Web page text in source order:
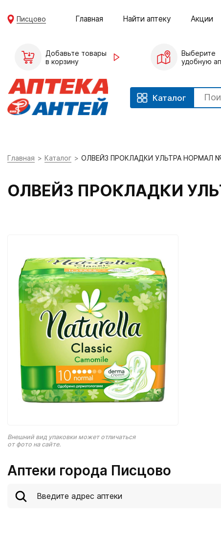
Писцово Главная Найти аптеку Акции
Добавьте товары
в корзину
Выберите
удобную
Каталог
Главная Каталог ОЛВЕЙЗ ПРОКЛАДКИ УЛЬТРА НОРМАЛ
ОЛВЕЙЗ ПРОКЛАДКИ
Внешний вид упаковки может отличаться
от фото на сайте.
Аптеки города Писцово